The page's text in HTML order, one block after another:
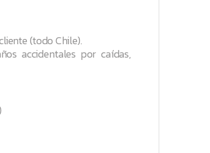
(todo Chile).
accidentales por caídas,